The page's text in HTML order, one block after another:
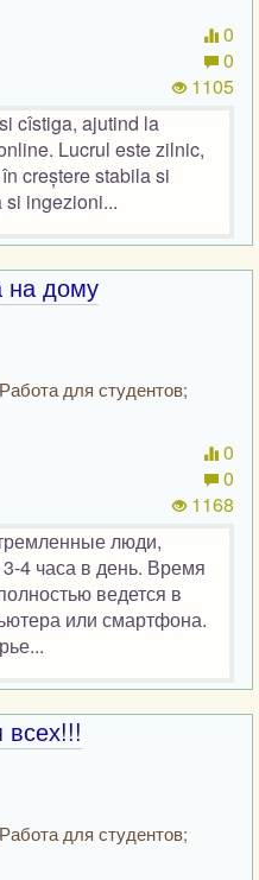
0
0
1105
cîstiga, ajutind la
Lucrul este zilnic,
creștere stabila si
ingezioni...
на дому
Работа для студентов;
0
0
1168
люди,
4 часа в день. Время
ведется в
или смартфона.
Работа для студентов;